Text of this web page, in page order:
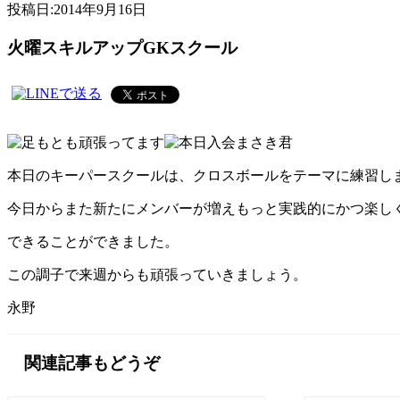
投稿日:2014年9月16日
火曜スキルアップGKスクール
本日のキーパースクールは、クロスボールをテーマに練習し
今日からまた新たにメンバーが増えもっと実践的にかつ楽し
できることができました。
この調子で来週からも頑張っていきましょう。
永野
関連記事もどうぞ